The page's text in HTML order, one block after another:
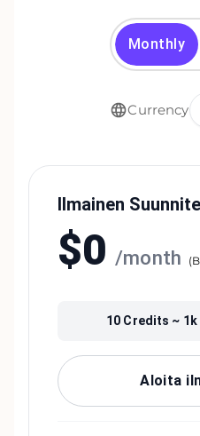
Monthly
Currency
Ilmainen
$0 /month (
10 Credits ~ 1k
Aloita